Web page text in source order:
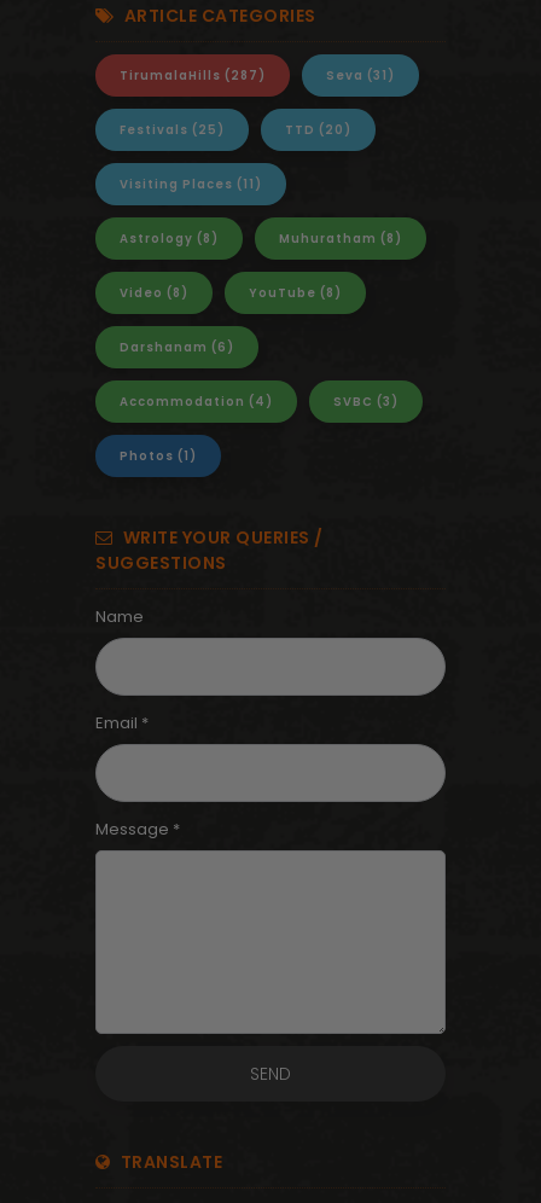
ARTICLE CATEGORIES
TirumalaHills (287) Seva (31)
Festivals (25) TTD (20)
Visiting Places (11)
Astrology (8) Muhuratham (8)
Video (8) YouTube (8)
Darshanam (6)
Accommodation (4) SVBC (3)
Photos (1)
WRITE YOUR QUERIES /
SUGGESTIONS
Name
Email *
Message *
TRANSLATE